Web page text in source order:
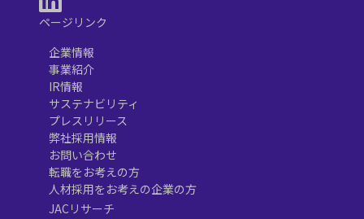
ページリンク
企業情報
事業紹介
IR情報
サステナビリティ
プレスリリース
弊社採用情報
お問い合わせ
転職をお考えの方
人材採用をお考えの企業の方
JACリサーチ